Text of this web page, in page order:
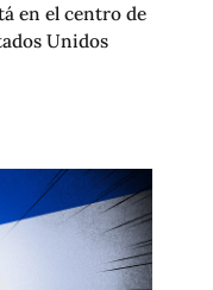
en el centro de
Unidos